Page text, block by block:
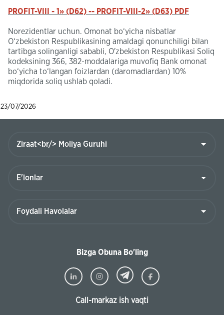
PROFIT-VIII - 1» (D62) -- PROFIT-VIII-2» (D63) PDF
Norezidentlar uchun. Omonat bo‘yicha nisbatlar
O‘zbekiston Respublikasining amaldagi qonunchiligi bilan
tartibga solinganligi sababli, O'zbekiston Respublikasi Soliq
kodeksining 366, 382-moddalariga muvofiq Bank omonat
bo‘yicha to‘langan foizlardan (daromadlardan) 10%
miqdorida soliq ushlab qoladi.
23/07/2026
Bizga Obuna Bo'ling
Call-markaz ish vaqti